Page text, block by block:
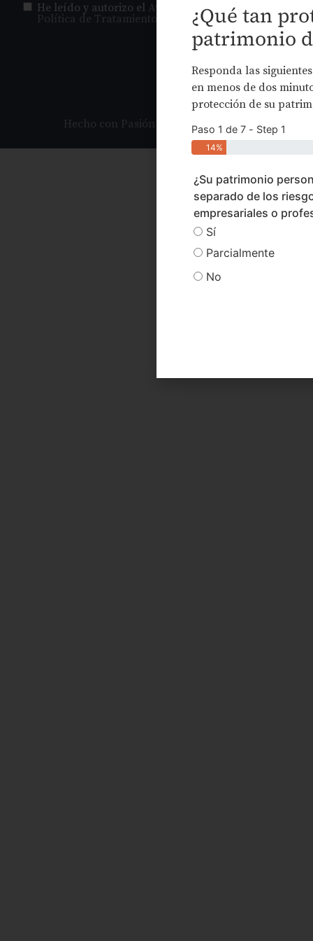
He leído y autorizo el Aviso de Privacidad
Política de Tratamiento de Datos.
Hecho con Pasión por Statum Digital
¿Qué tan
patrimonio
Responda las
en menos de dos
protección de su
Paso 1 de 7 - Step 1
14%
¿Su patrimonio
separado de los
empresariales o
Sí
Parcialmente
No